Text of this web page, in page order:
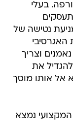
בעלי
נטישה של
האגרסיבי
וצריך
להגדיל את
אל אותו מוסך
נמצא